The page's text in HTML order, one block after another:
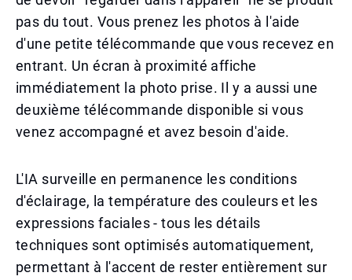
pas du tout. Vous prenez les photos à l'aide
d'une petite télécommande que vous recevez en
entrant. Un écran à proximité affiche
immédiatement la photo prise. Il y a aussi une
deuxième télécommande disponible si vous
venez accompagné et avez besoin d'aide.
L'IA surveille en permanence les conditions
d'éclairage, la température des couleurs et les
expressions faciales - tous les détails
techniques sont optimisés automatiquement,
permettant à l'accent de rester entièrement sur